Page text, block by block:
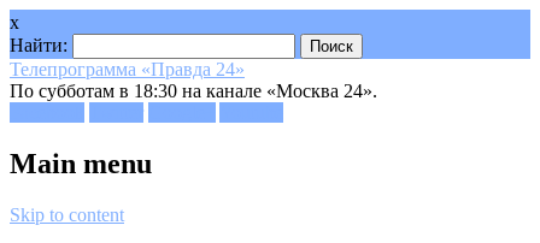
x
Найти:
Телепрограмма «Правда 24»
По субботам в 18:30 на канале «Москва 24».
Main menu
Skip to content